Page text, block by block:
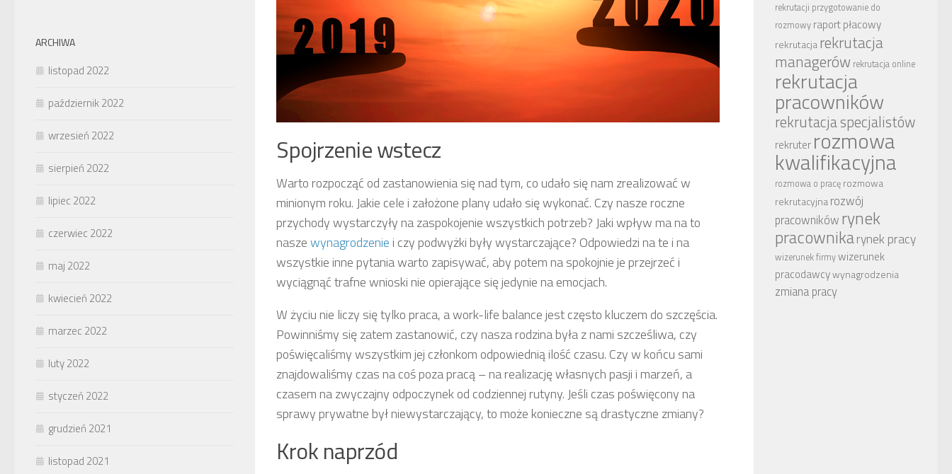
Spojrzenie wstecz
Warto rozpocząć od zastanowienia się nad tym, co udało się nam zrealizować w
minionym roku. Jakie cele i założone plany udało się wykonać. Czy nasze roczne
przychody wystarczyły na zaspokojenie wszystkich potrzeb? Jaki wpływ ma na to
naszewynagrodzenie i czy podwyżki były wystarczające? Odpowiedzi na te i na
wszystkie inne pytania warto zapisywać, aby potem na spokojnie je przejrzeć i
wyciągnąć trafne wnioski nie opierające się jedynie na emocjach.
W życiu nie liczy się tylko praca, a work-life balance jest często kluczem do szczęścia.
Powinniśmy się zatem zastanowić, czy nasza rodzina była z nami szcześliwa, czy
poświęcaliśmy wszystkim jej członkom odpowiednią ilość czasu. Czy w końcu sami
znajdowaliśmy czas na coś poza pracą – na realizację własnych pasji i marzeń, a
czasem na zwyczajny odpoczynek od codziennej rutyny. Jeśli czas poświęcony na
sprawy prywatne był niewystarczający, to może konieczne są drastyczne zmiany?
Krok naprzód
ARCHIWA
listopad 2022
październik 2022
wrzesień 2022
sierpień 2022
lipiec 2022
czerwiec 2022
maj 2022
kwiecień 2022
marzec 2022
luty 2022
styczeń 2022
grudzień 2021
listopad 2021
rekrutacji przygotowanie do
rozmowy raport płacowy
rekrutacjarekrutacja
managerów rekrutacja online
rekrutacja
pracowników
rekrutacja specjalistów
rekruter rozmowa
kwalifikacyjna
rozmowa o pracę rozmowa
rekrutacyjnarozwój
pracowników rynek
pracownikarynek pracy
wizerunek firmywizerunek
pracodawcywynagrodzenia
zmiana pracy